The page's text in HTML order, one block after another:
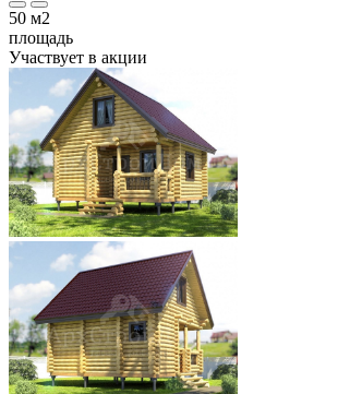
50 м2
площадь
Участвует в акции